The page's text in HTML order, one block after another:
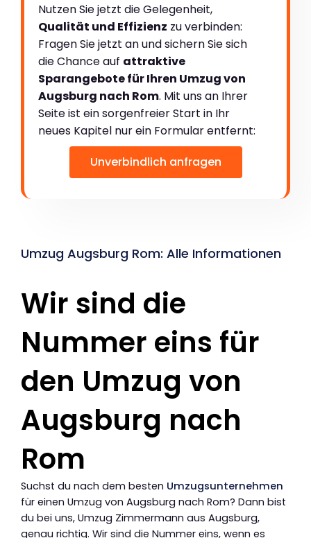
Nutzen Sie jetzt die Gelegenheit,
Qualität und Effizienz zu verbinden:
Fragen Sie jetzt an und sichern Sie sich
die Chance auf attraktive
Sparangebote für Ihren Umzug von
Augsburg nach Rom. Mit uns an Ihrer
Seite ist ein sorgenfreier Start in Ihr
neues Kapitel nur ein Formular entfernt:
Unverbindlich anfragen
Umzug Augsburg Rom: Alle Informationen
Wir sind die
Nummer eins für
den Umzug von
Augsburg nach
Rom
Suchst du nach dem besten Umzugsunternehmen
für einen Umzug von Augsburg nach Rom? Dann bist
du bei uns, Umzug Zimmermann aus Augsburg,
genau richtig. Wir sind die Nummer eins, wenn es